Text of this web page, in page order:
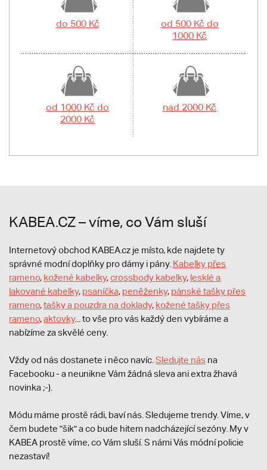
do 500 Kč
od 500 Kč do
1000 Kč
od 1000 Kč do
2000 Kč
nad 2000 Kč
KABEA.CZ – víme, co Vám sluší
Internetový obchod KABEA.cz je místo, kde najdete ty
správné modní doplňky pro dámy i pány. Kabelky přes
rameno, kožené kabelky,crossbody kabelky, lesklé a
lakované kabelky, psaníčka, peněženky, pánské tašky přes
rameno,tašky a pouzdra na doklady, kožené tašky přes
rameno,aktovky... to vše pro vás každý den vybíráme a
nabízíme za skvělé ceny.
Vždy od nás dostanete i něco navíc. Sledujte nás na
Facebooku - a neunikne Vám žádná sleva ani extra žhavá
novinka ;-).
Módu máme prostě rádi, baví nás. Sledujeme trendy. Víme, v
čem budete "šik" a co bude hitem nadcházející sezóny. My v
KABEA prostě víme, co Vám sluší. S námi Vás módní policie
nezastaví!